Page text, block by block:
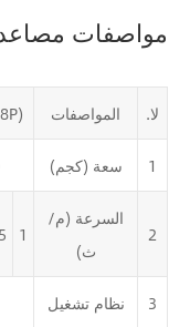
مواصفات
لا. المواصفات
1 سعة (كجم)
2
السرعة (م/
ث)
1
3 نظام تشغيل